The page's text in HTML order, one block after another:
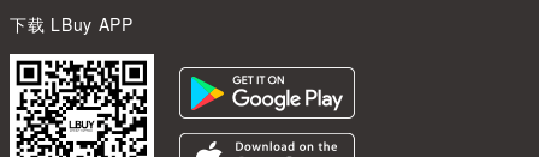
下载 LBuy APP